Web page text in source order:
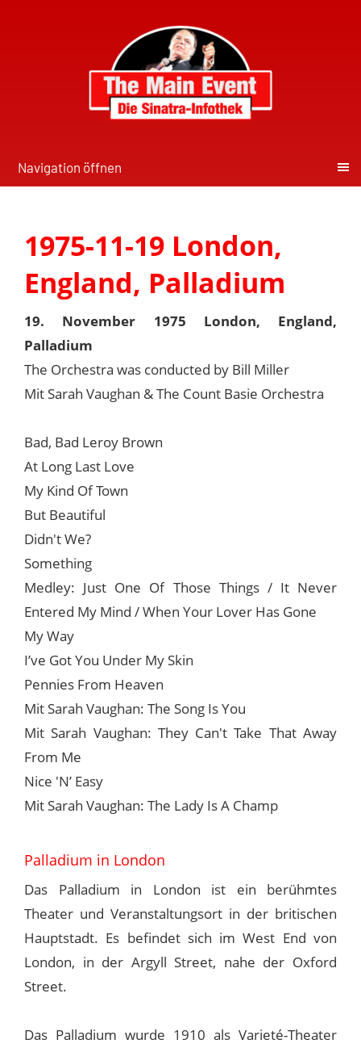
Navigation öffnen
1975-11-19 London,
England, Palladium
19. November 1975 London, England,
Palladium
The Orchestra was conducted by Bill Miller
Mit Sarah Vaughan & The Count Basie Orchestra
Bad, Bad Leroy Brown
At Long Last Love
My Kind Of Town
But Beautiful
Didn't We?
Something
Medley: Just One Of Those Things / It Never
Entered My Mind / When Your Lover Has Gone
My Way
I’ve Got You Under My Skin
Pennies From Heaven
Mit Sarah Vaughan: The Song Is You
Mit Sarah Vaughan: They Can't Take That Away
From Me
Nice 'N’ Easy
Mit Sarah Vaughan: The Lady Is A Champ
Palladium in London
Das Palladium in London ist ein berühmtes
Theater und Veranstaltungsort in der britischen
Hauptstadt. Es befindet sich im West End von
London, in der Argyll Street, nahe der Oxford
Street.
Das Palladium wurde 1910 als Varieté-Theater